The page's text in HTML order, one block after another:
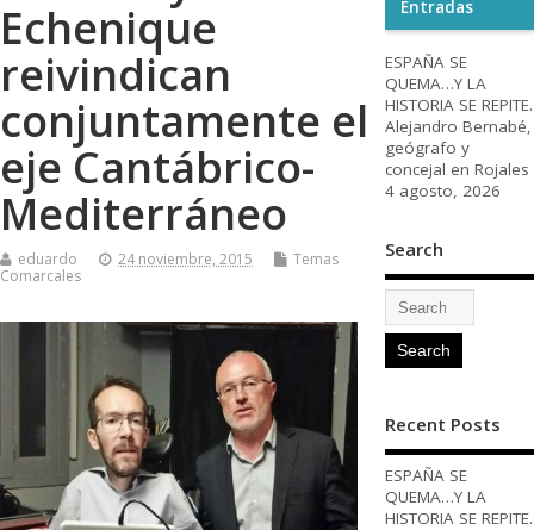
Echenique
reivindican
conjuntamente el
eje Cantábrico-
Mediterráneo
eduardo 24 noviembre, 2015
Temas
Comarcales
Entradas
ESPAÑA SE
QUEMA…Y LA
HISTORIA SE REPITE.
Alejandro Bernabé,
geógrafo y
concejal en Rojales
4 agosto, 2026
Search
Recent Posts
ESPAÑA SE
QUEMA…Y LA
HISTORIA SE REPITE.